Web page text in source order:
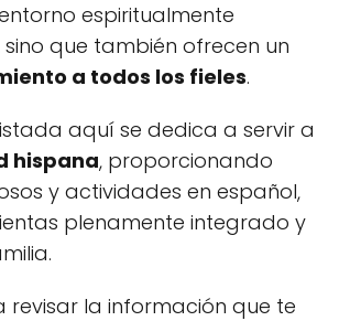
espiritualmente
que también ofrecen un
a todos los fieles.
aquí se dedica a servir a
hispana, proporcionando
y actividades en español,
plenamente integrado y
revisar la información que te